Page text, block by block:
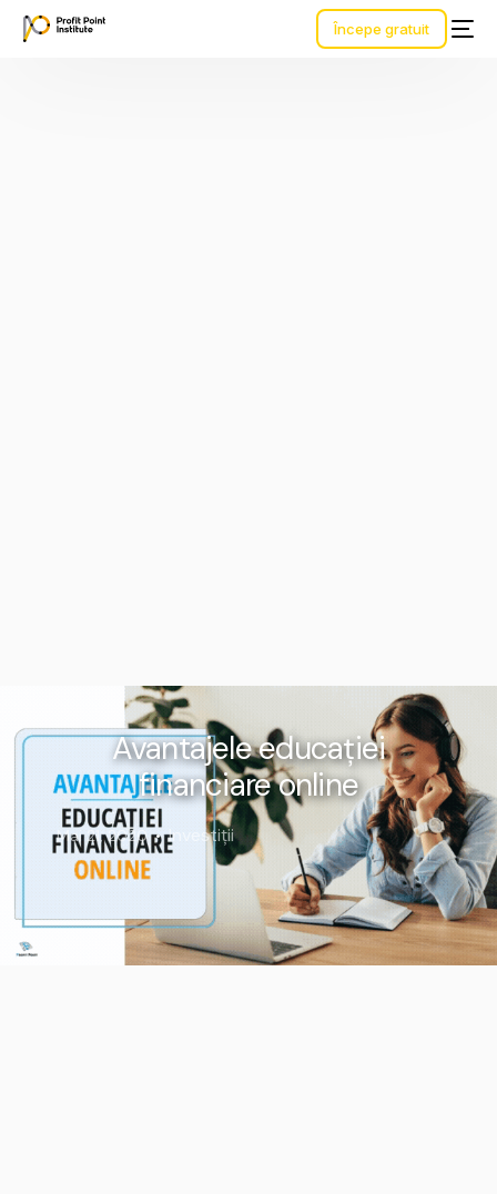
Începe gratuit
Avantajele educației
financiare online
Mai 21, 2020 Investiții